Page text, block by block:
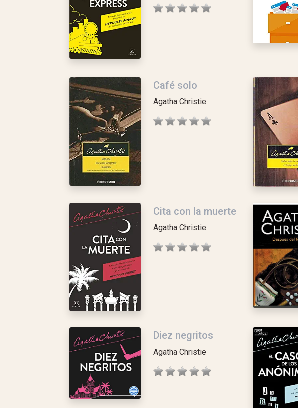
Café solo
Agatha Christie
Cita con la muerte
Agatha Christie
Diez negritos
Agatha Christie